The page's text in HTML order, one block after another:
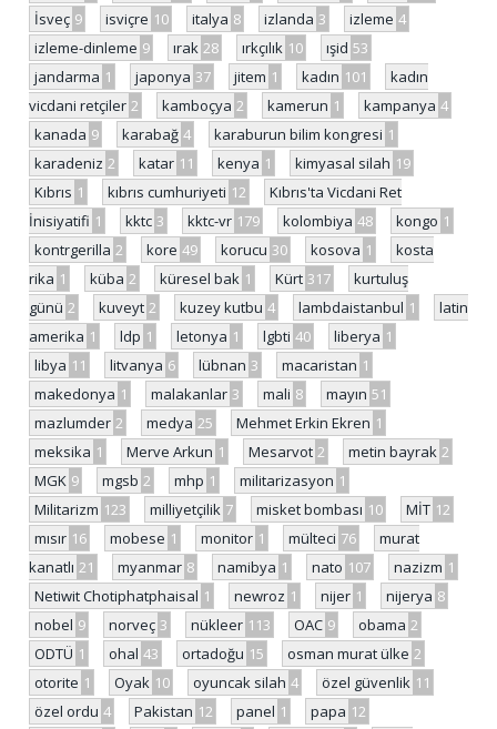
İsveç 9 isviçre 10 italya 8 izlanda 3 izleme 4
izleme-dinleme 9 ırak 28 ırkçılık 10 ışid 53
jandarma 1 japonya 37 jitem 1 kadın 101
kadın
vicdani retçiler 2 kamboçya 2 kamerun 1 kampanya 4
kanada 9 karabağ 4 karaburun bilim kongresi 1
karadeniz 2 katar 11 kenya 1 kimyasal silah 19
Kıbrıs 1 kıbrıs cumhuriyeti 12
Kıbrıs'ta Vicdani Ret
İnisiyatifi 1 kktc 3 kktc-vr 179 kolombiya 48 kongo 1
kontrgerilla 2 kore 49 korucu 30 kosova 1
kosta
rika 1 küba 2 küresel bak 1 Kürt 317
kurtuluş
günü 2 kuveyt 2 kuzey kutbu 4 lambdaistanbul 1
latin
amerika 1 ldp 1 letonya 1 lgbti 40 liberya 1
libya 11 litvanya 6 lübnan 3 macaristan 1
makedonya 1 malakanlar 3 mali 8 mayın 51
mazlumder 2 medya 25 Mehmet Erkin Ekren 1
meksika 1 Merve Arkun 1 Mesarvot 2 metin bayrak 2
MGK 9 mgsb 2 mhp 1 militarizasyon 1
Militarizm 123 milliyetçilik 7 misket bombası 10 MİT 12
mısır 16 mobese 1 monitor 1 mülteci 76
murat
kanatlı 21 myanmar 8 namibya 1 nato 107 nazizm 1
Netiwit Chotiphatphaisal 1 newroz 1 nijer 1 nijerya 8
nobel 9 norveç 3 nükleer 113 OAC 9 obama 2
ODTÜ 1 ohal 43 ortadoğu 15 osman murat ülke 2
otorite 1 Oyak 10 oyuncak silah 4 özel güvenlik 11
özel ordu 4 Pakistan 12 panel 1 papa 12